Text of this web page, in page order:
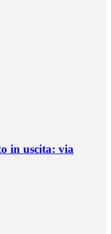
in uscita: via